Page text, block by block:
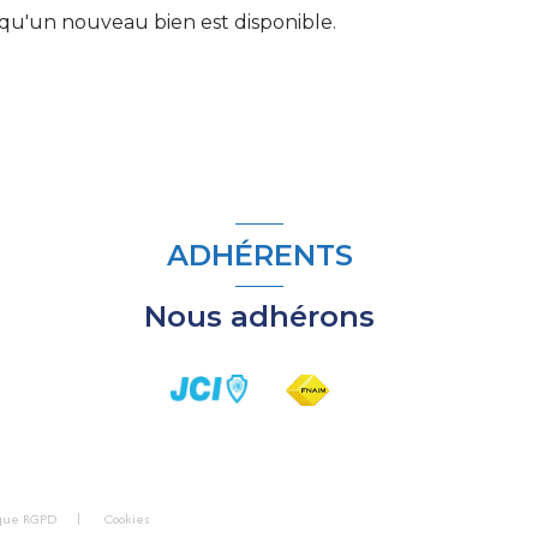
nouveau bien est disponible.
ADHÉRENTS
Nous adhérons
RGPD Cookies